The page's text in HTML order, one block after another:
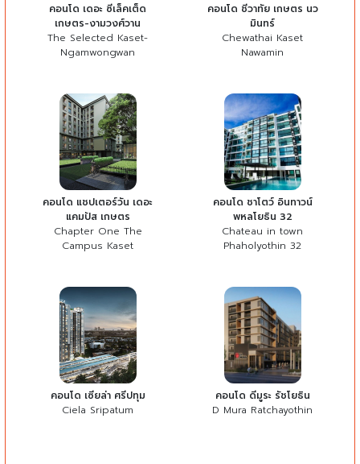
คอนโด เดอะ ซีเล็คเต็ด
เกษตร-งามวงศ์วาน
The Selected Kaset-
Ngamwongwan
คอนโด ชีวาทัย เกษตร นว
มินทร์
Chewathai Kaset
Nawamin
คอนโด แชปเตอร์วัน เดอะ
แคมปัส เกษตร
Chapter One The
Campus Kaset
คอนโด ชาโตว์ อินทาวน์
พหลโยธิน 32
Chateau in town
Phaholyothin 32
คอนโด เซียล่า ศรีปทุม
Ciela Sripatum
คอนโด ดีมูระ รัชโยธิน
D Mura Ratchayothin